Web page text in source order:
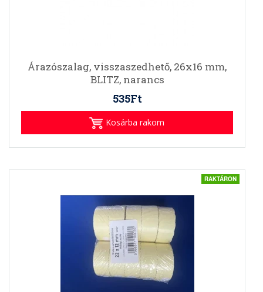
Árazószalag, visszaszedhető, 26x16 mm,
BLITZ, narancs
535Ft
Kosárba rakom
RAKTÁRON